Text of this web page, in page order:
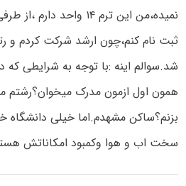
نمیده،من این ترم ۱۴
ثبت نام کنم،چون ارشد شرکت کردم و
شد.سوالم اینه :با توجه به شرایطی که
همون اول ازمون مدرک میخوان؟رشتم
بزنم؟ساکن مشهدم.اما خیلی دانشگاه
سخت اب و هوا وکمبود امکاناتش